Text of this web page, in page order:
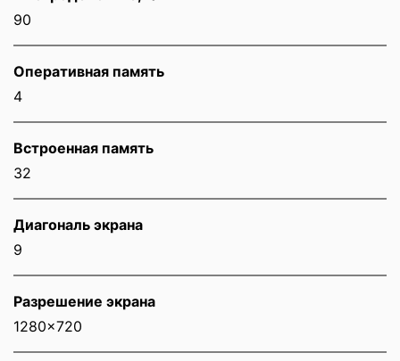
90
Оперативная память
4
Встроенная память
32
Диагональ экрана
9
Разрешение экрана
1280x720